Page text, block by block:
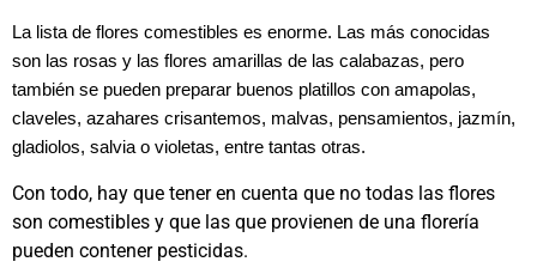
La lista de flores comestibles es enorme. Las más conocidas
son las rosas y las flores amarillas de las calabazas, pero
también se pueden preparar buenos platillos con amapolas,
claveles, azahares crisantemos, malvas, pensamientos, jazmín,
gladiolos, salvia o violetas, entre tantas otras.
Con todo, hay que tener en cuenta que no todas las flores
son comestibles y que las que provienen de una florería
pueden contener pesticidas.